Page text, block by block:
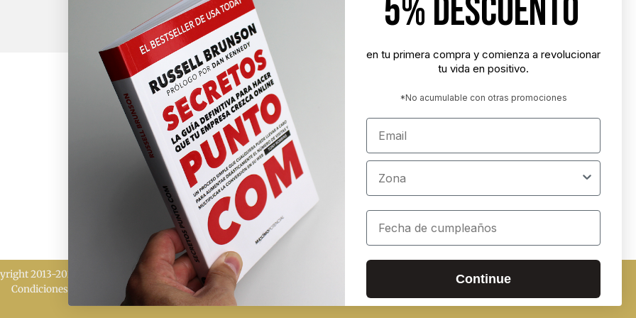
"Nunca es demasiado tarde para ser la
persona que podrías haber sido"
"Tener éxito es lograr lo que quieres.
"Es más importante elegir el destino
correcto que la velocidad con la que
avanzamos"
- José María Vicedo
2013-2026 MÁXIMO POTENCIAL | Todos los derechos reservados
Condiciones de venta
Política de cookies|Política de privacidad
5% DESCUENTO
en tu primera compra y comienza a revolucionar
tu vida en positivo.
*No acumulable con otras promociones
Email
Zona
Cumpleaños
Continue